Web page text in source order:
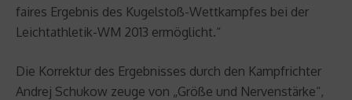
faires Ergebnis des Kugelstoß-Wettkampfes bei der
Leichtathletik-WM 2013 ermöglicht.“
Die Korrektur des Ergebnisses durch den Kampfrichter
Andrej Schukow zeuge von „Größe und Nervenstärke“,